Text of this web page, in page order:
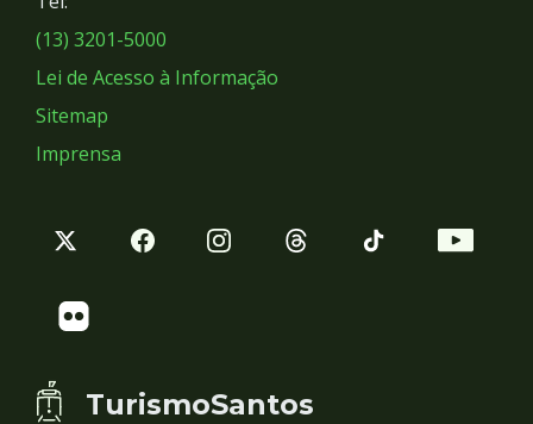
Sociais
(13) 3201-5000
Lei de Acesso à Informação
Sitemap
Imprensa
TurismoSantos